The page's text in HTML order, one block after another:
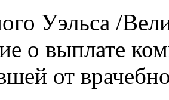
Уэльса /
о выплате
от